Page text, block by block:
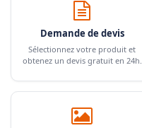
Demande de devis
Sélectionnez votre produit et
obtenez un devis gratuit en 24h.